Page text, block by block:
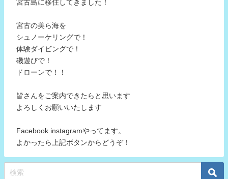
宮古島に移住してきました！
宮古の美ら海を
シュノーケリングで！
体験ダイビングで！
磯遊びで！
ドローンで！！
皆さんをご案内できたらと思います
よろしくお願いいたします
Facebook instagramやってます。
よかったら上記ボタンからどうぞ！